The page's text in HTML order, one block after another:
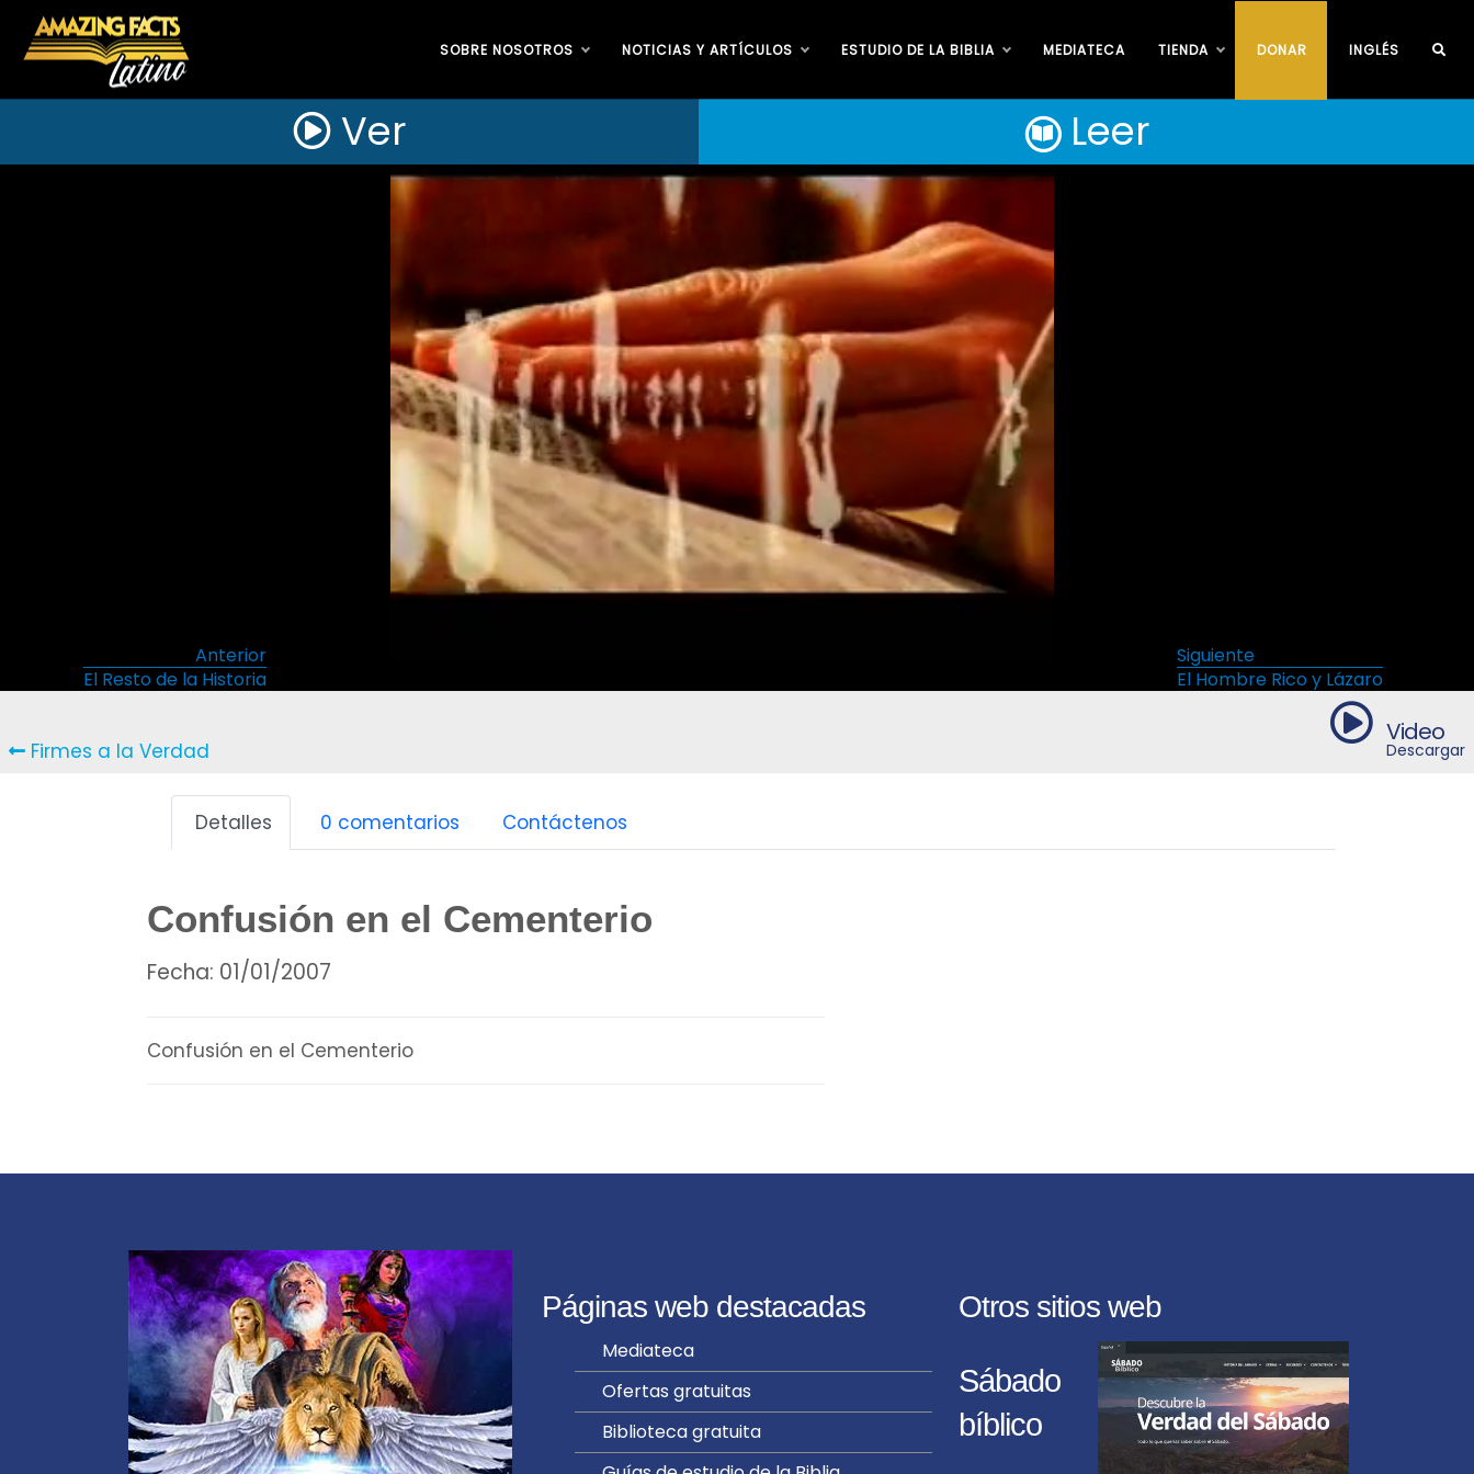
SOBRE NOSOTROS NOTICIAS Y ARTÍCULOS ESTUDIO DE LA BIBLIA MEDIATECA TIENDA DONAR INGLÉS
Ver Leer
Anterior
El Resto de la Historia
Siguiente
El Hombre Rico y Lázaro
Firmes a la Verdad
Video
Descargar
Detalles 0 comentarios Contáctenos
Confusión en el Cementerio
Fecha: 01/01/2007
Confusión en el Cementerio
Páginas web destacadas
Mediateca
Ofertas gratuitas
Biblioteca gratuita
Otros sitios web
Sábado
bíblico